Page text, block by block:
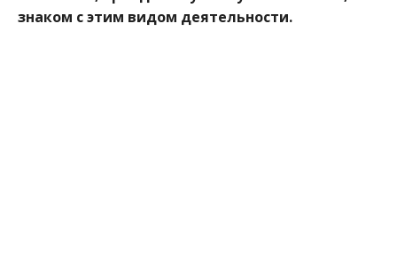
знаком с этим видом деятельности.